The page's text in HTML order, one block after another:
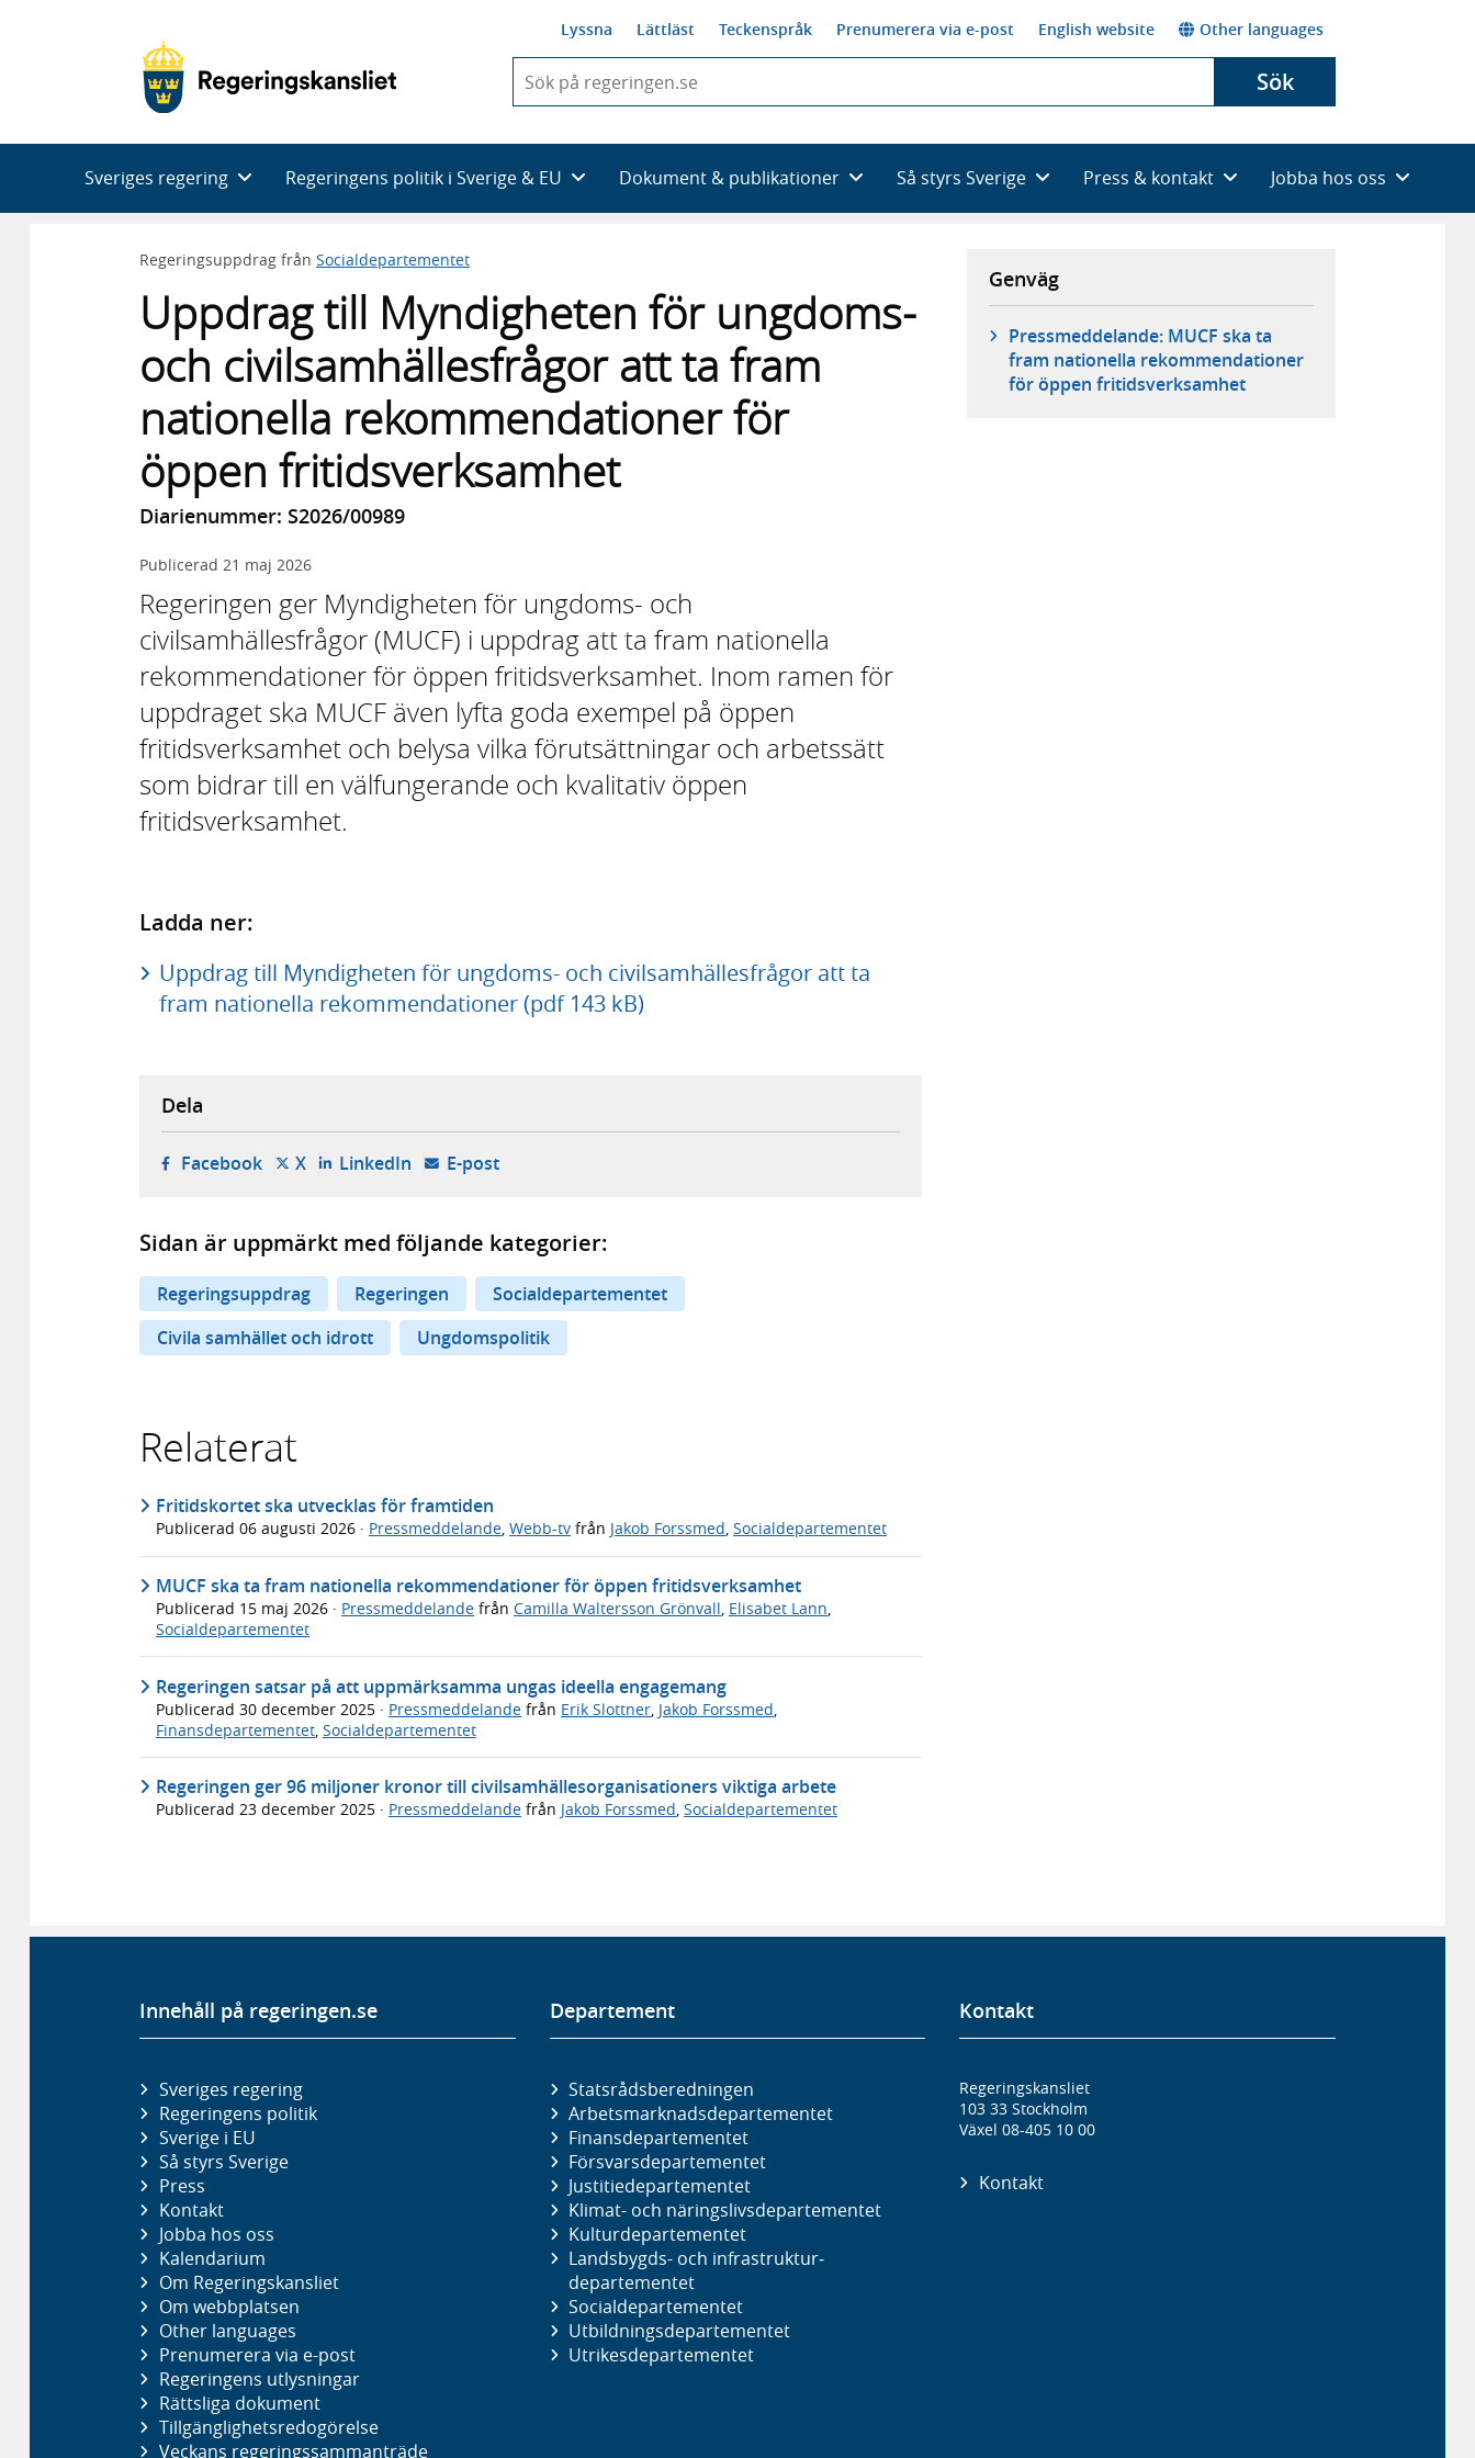
Lyssna Lättläst Teckenspråk Prenumerera via e-post English website Other languages
du
skriva
framträder
en
Sök
Sveriges regering Regeringens politik i Sverige & EU Dokument & publikationer Så styrs Sverige Press & kontakt Jobba hos oss
Regeringsuppdrag från Socialdepartementet
Uppdrag till Myndigheten för ungdoms-
och civilsamhällesfrågor att ta fram
nationella rekommendationer för
öppen fritidsverksamhet
Diarienummer: S2026/00989
Publicerad 21 maj 2026
Regeringen ger Myndigheten för ungdoms- och
civilsamhällesfrågor (MUCF) i uppdrag att ta fram nationella
rekommendationer för öppen fritidsverksamhet. Inom ramen för
uppdraget ska MUCF även lyfta goda exempel på öppen
fritidsverksamhet och belysa vilka förutsättningar och arbetssätt
som bidrar till en välfungerande och kvalitativ öppen
fritidsverksamhet.
Ladda ner:
Uppdrag till Myndigheten för ungdoms- och civilsamhällesfrågor att ta
fram nationella rekommendationer (pdf 143 kB)
Genväg
Pressmeddelande: MUCF ska ta
fram nationella rekommendationer
för öppen fritidsverksamhet
Dela
Facebook- öppnas i ny flik, extern webbplats,
X- öppnas i ny flik, extern webbplats,
LinkedIn- öppnas i ny flik, extern webbplats,
E-post- öppnar din e-postklient,
Sidan är uppmärkt med följande kategorier:
Regeringsuppdrag Regeringen
Socialdepartementet
Civila samhället och idrott
Ungdomspolitik
Relaterat
Fritidskortet ska utvecklas för framtiden
Publicerad 06 augusti 2026 · Pressmeddelande, Webb-tv från Jakob Forssmed, Socialdepartementet
MUCF ska ta fram nationella rekommendationer för öppen fritidsverksamhet
Publicerad 15 maj 2026 · Pressmeddelande från Camilla Waltersson Grönvall, Elisabet Lann,
Socialdepartementet
Regeringen satsar på att uppmärksamma ungas ideella engagemang
Publicerad 30 december 2025 · Pressmeddelande från Erik Slottner Jakob Forssmed
Finansdepartementet Socialdepartementet
Regeringen ger 96 miljoner kronor till civilsamhällesorganisationers viktiga arbete
Publicerad 23 december 2025 · Pressmeddelande från Jakob Forssmed, Socialdepartementet
Innehåll på regeringen.se
Sveriges regering
Regeringens politik
Sverige i EU
Så styrs Sverige
Press
Kontakt
Jobba hos oss
Kalendarium
Om Regeringskansliet
Om webbplatsen
Other languages
Prenumerera via e-post
Regeringens utlysningar
Rättsliga dokument
Tillgänglighetsredogörelse
Veckans regeringssammanträde
Departement
Statsrådsberedningen
Arbetsmarknads­departementet
Finans­departementet
Försvars­departementet
Justitie­departementet
Klimat- och näringslivs­departementet
Kultur­departementet
Landsbygds- och infrastruktur­
departementet
Social­departementet
Utbildnings­departementet
Utrikes­departementet
Kontakt
Regeringskansliet
103 33 Stockholm
Växel 08-405 10 00
Kontakt